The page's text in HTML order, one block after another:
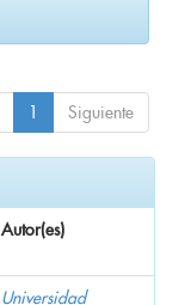
1 Siguiente
Autor(es)
Universidad